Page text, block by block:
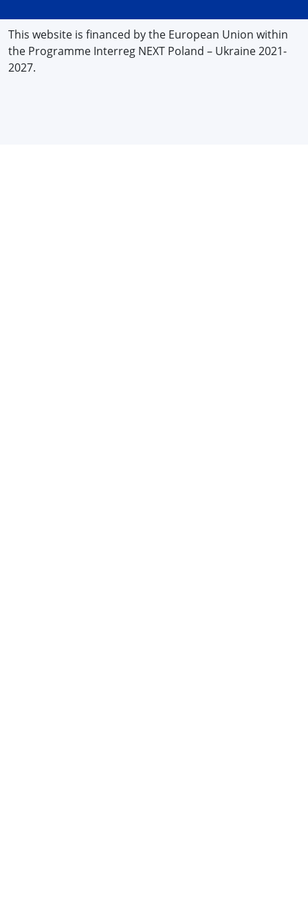
This website is financed by the European Union within
the Programme Interreg NEXT Poland – Ukraine 2021-
2027.